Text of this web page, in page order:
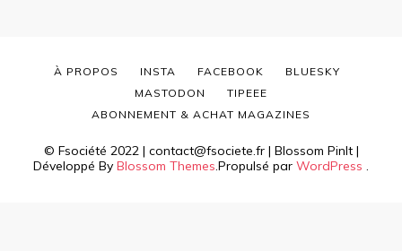
© Fsociété 2022 | contact@fsociete.fr | Blossom PinIt |
Développé By Blossom Themes.Propulsé par WordPress .
À PROPOS INSTA FACEBOOK
BLUESKY
MASTODON
TIPEEE
ABONNEMENT & ACHAT MAGAZINES